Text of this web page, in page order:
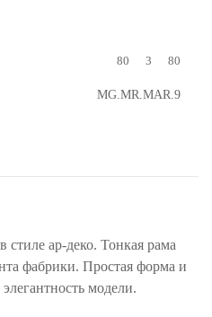
80 3 80
MG.MR.MAR.9
стиле ар-деко. Тонкая рама
фабрики. Простая форма и
модели.